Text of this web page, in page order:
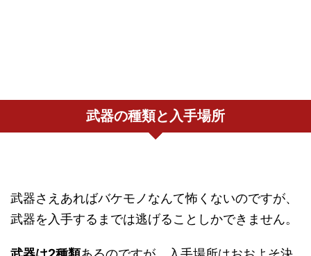
武器の種類と入手場所
武器さえあればバケモノなんて怖くないのですが、
武器を入手するまでは逃げることしかできません。